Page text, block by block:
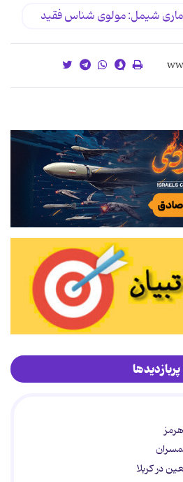
ماری شیمل: مولوی شناس فقید
پربازدیدها
در کربلا